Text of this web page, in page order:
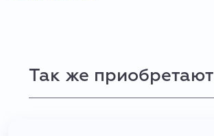
Так же приобретают